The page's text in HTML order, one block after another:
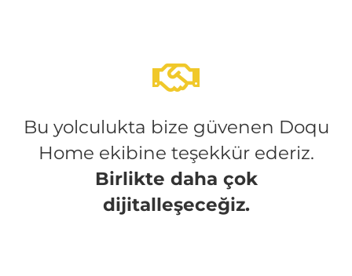
Bu yolculukta bize güvenen Doqu
Home ekibine teşekkür ederiz.
Birlikte daha çok
dijitalleşeceğiz.